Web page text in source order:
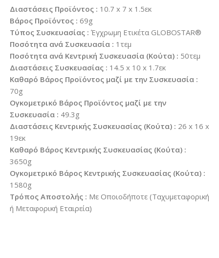
Διαστάσεις Προϊόντος : 10.7 x 7 x 1.5εκ
Βάρος Προϊόντος : 69g
Τύπος Συσκευασίας : Έγχρωμη Ετικέτα GLOBOSTAR®
Ποσότητα ανά Συσκευασία : 1τεμ
Ποσότητα ανά Κεντρική Συσκευασία (Κούτα) : 50τεμ
Διαστάσεις Συσκευασίας : 14.5 x 10 x 1.7εκ
Καθαρό Βάρος Προϊόντος μαζί με την Συσκευασία :
70g
Ογκομετρικό Βάρος Προϊόντος μαζί με την
Συσκευασία : 49.3g
Διαστάσεις Κεντρικής Συσκευασίας (Κούτα) : 26 x 16 x
19εκ
Καθαρό Βάρος Κεντρικής Συσκευασίας (Κούτα) :
3650g
Ογκομετρικό Βάρος Κεντρικής Συσκευασίας (Κούτα) :
1580g
Τρόπος Αποστολής : Με Οποιοδήποτε (Ταχυμεταφορική
ή Μεταφορική Εταιρεία)